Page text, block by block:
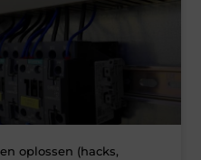
oplossen (hacks,